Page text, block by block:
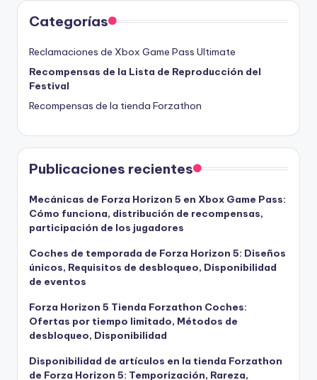
Categorías
Reclamaciones de Xbox Game Pass Ultimate
Recompensas de la Lista de Reproducción del
Festival
Recompensas de la tienda Forzathon
Publicaciones recientes
Mecánicas de Forza Horizon 5 en Xbox Game Pass:
Cómo funciona, distribución de recompensas,
participación de los jugadores
Coches de temporada de Forza Horizon 5: Diseños
únicos, Requisitos de desbloqueo, Disponibilidad
de eventos
Forza Horizon 5 Tienda Forzathon Coches:
Ofertas por tiempo limitado, Métodos de
desbloqueo, Disponibilidad
Disponibilidad de artículos en la tienda Forzathon
de Forza Horizon 5: Temporización, Rareza,